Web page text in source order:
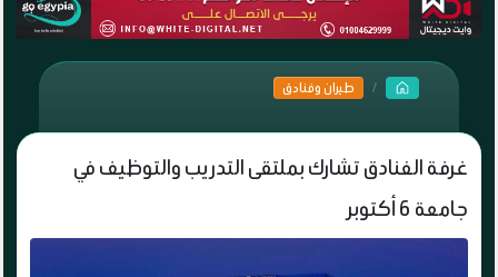
طيران وفنادق
غرفة الفنادق تشارك بملتقى التدريب والتوظيف في
جامعة 6 أكتوبر